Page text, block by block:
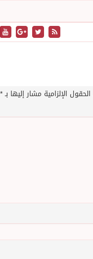
الحقول الإلزامية مشار إليها بـ*